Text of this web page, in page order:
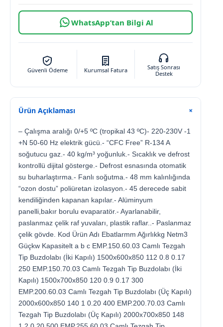
WhatsApp’tan Bilgi Al
Güvenli Ödeme Kurumsal Fatura
Satış Sonrası
Destek
Ürün Açıklaması +
– Çalışma aralığı 0/+5 ºC (tropikal 43 ºC)- 220-230V -1
+N 50-60 Hz elektrik gücü.- “CFC Free” R-134 A
soğutucu gaz.- 40 kg/m³ yoğunluk.- Sıcaklık ve defrost
kontrollü dijital gösterge.- Defrost esnasında otomatik
su buharlaştırma.- Fanlı soğutma.- 48 mm kalınlığında
“ozon dostu” poliüretan izolasyon.- 45 derecede sabit
kendiliğinden kapanan kapılar.- Alüminyum
panelli,bakır borulu evaparatör.- Ayarlanabilir,
paslanmaz çelik raf yuvaları, plastik raflar..- Paslanmaz
çelik gövde. Kod Ürün Adı Ebatlarmm Ağırlıkkg Netm3
Güçkw Kapasitelt a b c EMP.150.60.03 Camlı Tezgah
Tip Buzdolabı (İki Kapılı) 1500x600x850 112 0.8 0.17
250 EMP.150.70.03 Camlı Tezgah Tip Buzdolabı (İki
Kapılı) 1500x700x850 120 0.9 0.17 300
EMP.200.60.03 Camlı Tezgah Tip Buzdolabı (Üç Kapılı)
2000x600x850 140 1 0.20 400 EMP.200.70.03 Camlı
Tezgah Tip Buzdolabı (Üç Kapılı) 2000x700x850 148